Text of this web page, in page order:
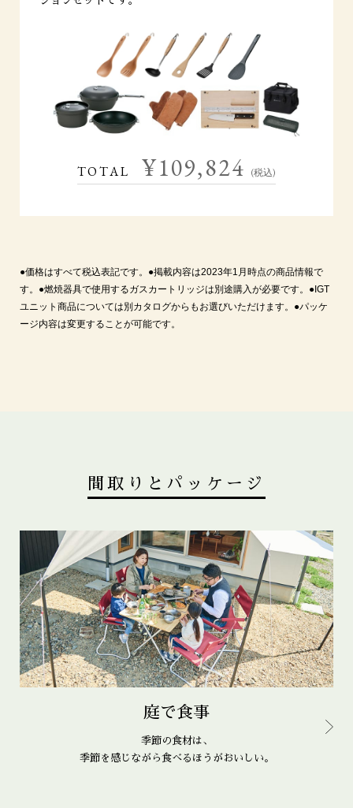
TOTAL ¥109,824(税込)
●価格はすべて税込表記です。●掲載内容は2023年1月時点の商品情報で
す。●燃焼器具で使用するガスカートリッジは別途購入が必要です。●IGT
ユニット商品については別カタログからもお選びいただけます。●パッケ
ージ内容は変更することが可能です。
間取りとパッケージ
庭で食事
季節の食材は、
季節を感じながら食べるほうがおいしい。